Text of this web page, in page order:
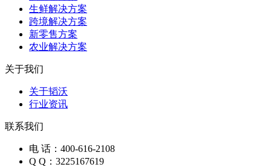
生鲜解决方案
跨境解决方案
新零售方案
农业解决方案
关于我们
关于韬沃
行业资讯
联系我们
电 话：400-616-2108
Q Q：3225167619